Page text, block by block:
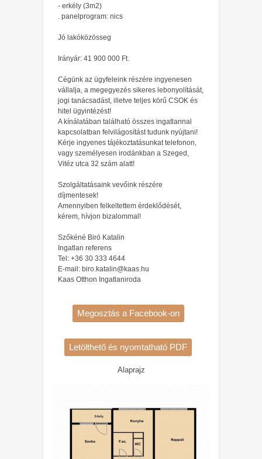
- erkély (3m2)
. panelprogram: nics
Jó lakóközösseg
Irányár: 41 900 000 Ft.
Cégünk az ügyfeleink részére ingyenesen
vállalja, a megegyezés sikeres lebonyolítását,
jogi tanácsadást, illetve teljes körű CSOK és
hitel ügyintézést!
A kínálatában található összes ingatlannal
kapcsolatban felvilágosítást tudunk nyújtani!
Kérje ingyenes tájékoztatásunkat telefonon,
vagy személyesen irodánkban a Szeged,
Vitéz utca 32 szám alatt!
Szolgáltatásaink vevőink részére
díjmentesek!
Amennyiben felkeltettem érdeklődését,
kérem, hívjon bizalommal!
Szőkéné Biró Katalin
Ingatlan referens
Tel: +36 30 333 4644
E-mail: biro.katalin@kaas.hu
Kaas Otthon Ingatlaniroda
Megosztás a Facebook-on
Letölthető és nyomtatható PDF
Alaprajz